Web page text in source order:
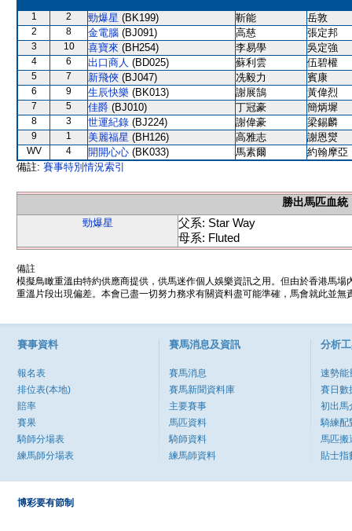
1 2 勁爆星 (BK199) 靳能 岳敦
2 8 金電腦 (BJ091) 高慈 張定邦
3 10 喜寶來 (BH254) 李易學 吳定強
4 6 出口商人 (BD025) 蘇利雲 伍碧權
5 7 新飛俠 (BJ047) 冼毅力 賓康
6 9 生辰快樂 (BK013) 謝展鵠 黃偉烈
7 5 佳爵 (BJ010) 丁冠豪 簡炳墀
8 3 世運紀錄 (BJ224) 謝偉豪 梁錫麟
9 1 美麗福星 (BH126) 高雅志 謝恩爕
WV 4 開開心心 (BK033) 馬素爾
約翰摩亞
備註: 賽事特別情況索引
勝出馬匹血統
勁爆星
父系: Star Way
母系: Fluted
備註
模擬鳥瞰重溫由特約供應商提供，供馬迷作個人娛樂資訊之用。但由於香港馬
重溫片段出現偏差。本會已盡一切努力務求有關資料盡可能準確，馬會就此並
賽事資料
報名表
排位表(本地)
賠率
賽果
騎師分場表
練馬師分場表
賽馬消息及資訊
賽馬消息
賽馬新聞資料庫
主要賽事
馬匹資料
騎師資料
練馬師資料
分析
速勢能
賽日數
初出馬
騎練配
馬匹搬
貼士指
博彩要有節制